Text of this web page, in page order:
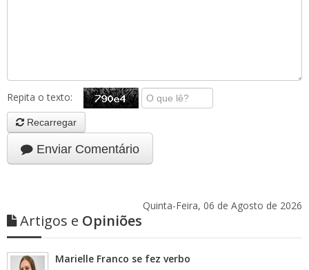
Repita o texto:
Recarregar
Enviar Comentário
Quinta-Feira, 06 de Agosto de 2026
Artigos e Opiniões
Marielle Franco se fez verbo